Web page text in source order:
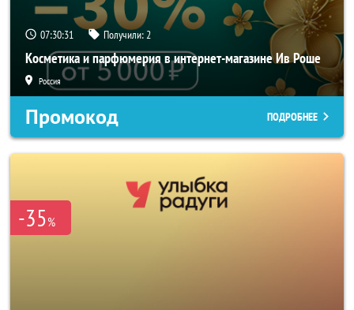
07:30:31 Получили:2
Косметика и парфюмерия в интернет-магазине Ив Роше
Россия
Промокод ПОДРОБНЕЕ
-35%